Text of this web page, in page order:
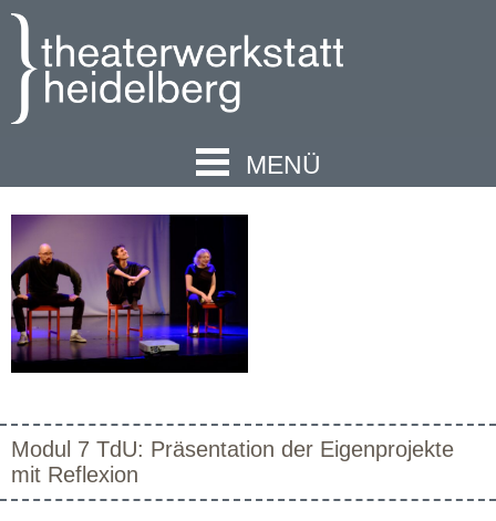
MENÜ
Modul 7 TdU: Präsentation der Eigenprojekte
mit Reflexion